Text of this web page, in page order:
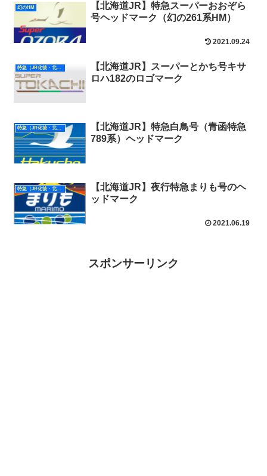
幻のHM
【北海道JR】特急スーパーおおぞら
号ヘッドマーク（幻の261系HM）
2021.09.24
特急（JR化後・北海道）
【北海道JR】スーパーとかち号キサ
ロハ182のロゴマーク
特急（JR化後・北海道）
【北海道JR】特急白鳥号（青函特急
789系）ヘッドマーク
【北海道JR】夜行特急まりも号のヘ
ッドマーク
2021.06.19
スポンサーリンク